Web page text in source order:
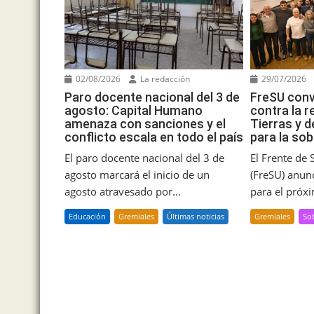
02/08/2026 La redacción
Paro docente nacional del 3 de
agosto: Capital Humano
amenaza con sanciones y el
conflicto escala en todo el país
El paro docente nacional del 3 de
agosto marcará el inicio de un
agosto atravesado por...
Educación Gremiales Últimas noticias
29/07/2026
FreSU
contra la
Tierras y
para la
El Frente de
(FreSU)
para el
Gremiales